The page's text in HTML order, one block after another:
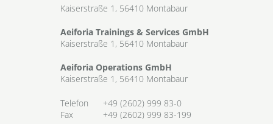
Kaiserstraße 1, 56410 Montabaur
Aeiforia Trainings & Services GmbH
Kaiserstraße 1, 56410 Montabaur
Aeiforia Operations GmbH
Kaiserstraße 1, 56410 Montabaur
Telefon
+49 (2602) 999 83-0
Fax
+49 (2602) 999 83-199